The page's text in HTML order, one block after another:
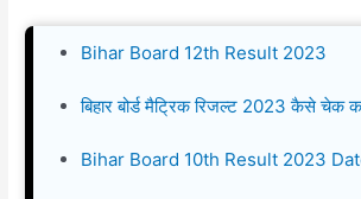
Bihar Board 12th Result 2023
बिहार बोर्ड मैट्रिक रिजल्ट 2023 कैसे चेक
Bihar Board 10th Result 2023